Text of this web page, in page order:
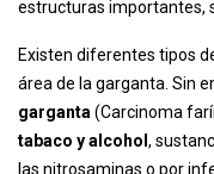
estructuras importantes,
Existen diferentes tipos
área de la garganta. Sin
garganta (Carcinoma
tabaco y alcohol ,
las nitrosaminas o por